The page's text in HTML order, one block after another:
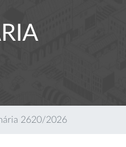
2620/2026